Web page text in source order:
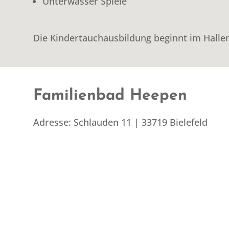
Die Kinder­tauchaus­bil­dung begin­nt im
Fam­i­lien­bad Heepen
Adresse: Schlau­den 11 | 33719 Bielefeld